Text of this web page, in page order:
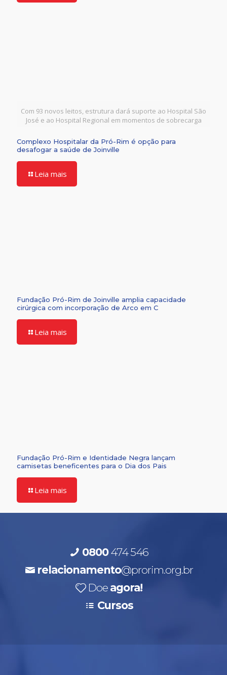
Com 93 novos leitos, estrutura dará suporte ao Hospital São
José e ao Hospital Regional em momentos de sobrecarga
Complexo Hospitalar da Pró-Rim é opção para
desafogar a saúde de Joinville
Leia mais
Fundação Pró-Rim de Joinville amplia capacidade
cirúrgica com incorporação de Arco em C
Leia mais
Fundação Pró-Rim e Identidade Negra lançam
camisetas beneficentes para o Dia dos Pais
Leia mais
0800474 546
relacionamento@prorim.org.br
Doe agora!
Cursos